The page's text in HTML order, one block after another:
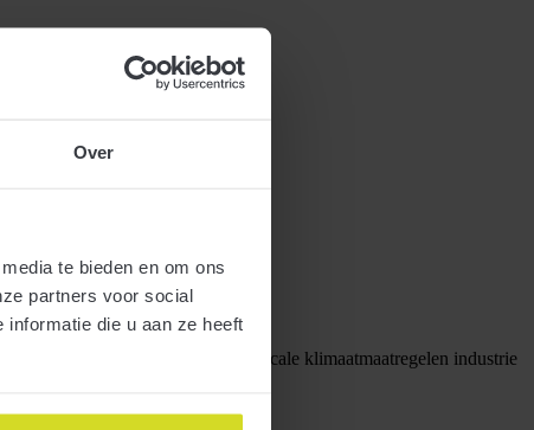
Over
te bieden en om ons
partners voor social
die u aan ze heeft
Belastingplan 2024. De Wet fiscale klimaatmaatregelen industrie